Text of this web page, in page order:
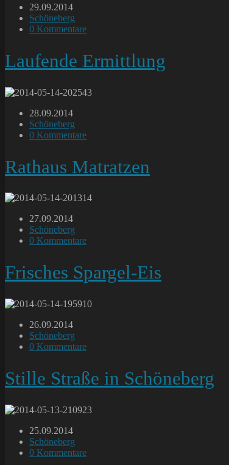
Beitrag
veröffentlicht:
29.09.2014
Beitrags-
Kategorie:
Schöneberg
Beitrags-
0 Kommentare
Laufende Ermittlung
Beitrag
veröffentlicht:
28.09.2014
Beitrags-
Kategorie:
Schöneberg
Beitrags-
0 Kommentare
Rathaus Matratzen
Beitrag
veröffentlicht:
27.09.2014
Beitrags-
Kategorie:
Schöneberg
Beitrags-
0 Kommentare
Frisches Spargel-Eis
Beitrag
veröffentlicht:
26.09.2014
Beitrags-
Kategorie:
Schöneberg
Beitrags-
0 Kommentare
Stille Straße in Schöneberg
Beitrag
veröffentlicht:
25.09.2014
Beitrags-
Kategorie:
Schöneberg
Beitrags-
0 Kommentare